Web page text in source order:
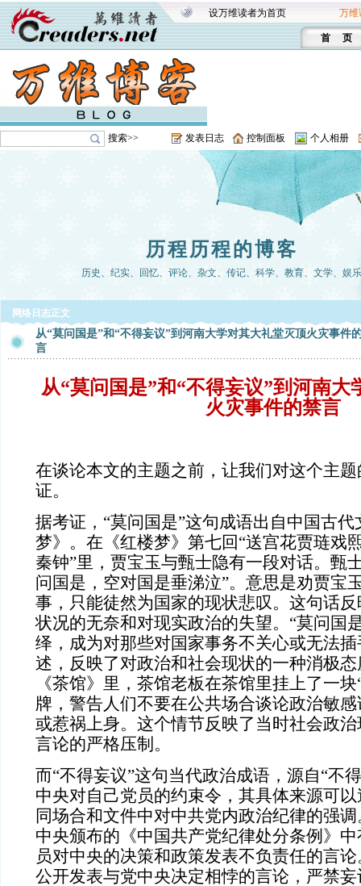
设万维读者为首页 万维
首 页
搜索>> 发表日志 控制面板 个人相册
历程历程的博客
历史、纪实、回忆、评论、杂文、传记、科学、教育、文学、娱乐
网络日志正文
从“莫问国是”和“不得妄议”到河南大学对其大礼堂灭顶火灾事件
言
从“莫问国是”和“不得妄议”到河南大
火灾事件的禁言
在谈论本文的主题之前，让我们对这个主
证。
据考证，“莫问国是”这句成语出自中国古
梦》。在《红楼梦》第七回“送宫花贾琏戏
秦钟”里，贾宝玉与甄士隐有一段对话。甄
问国是，空对国是垂涕泣”。意思是劝贾宝
事，只能徒然为国家的现状悲叹。这句话
状况的无奈和对现实政治的失望。“莫问国
绎，成为对那些对国家事务不关心或无法
述，反映了对政治和社会现状的一种消极
《茶馆》里，茶馆老板在茶馆里挂上了一
牌，警告人们不要在公共场合谈论政治敏
或惹祸上身。这个情节反映了当时社会政
言论的严格压制。
而“不得妄议”这句当代政治成语，源自“不
中央对自己党员的约束令，其具体来源可
同场合和文件中对中共党内政治纪律的强
中央颁布的《中国共产党纪律处分条例》
员对中央的决策和政策发表不负责任的言
公开发表与党中央决定相悖的言论，严禁